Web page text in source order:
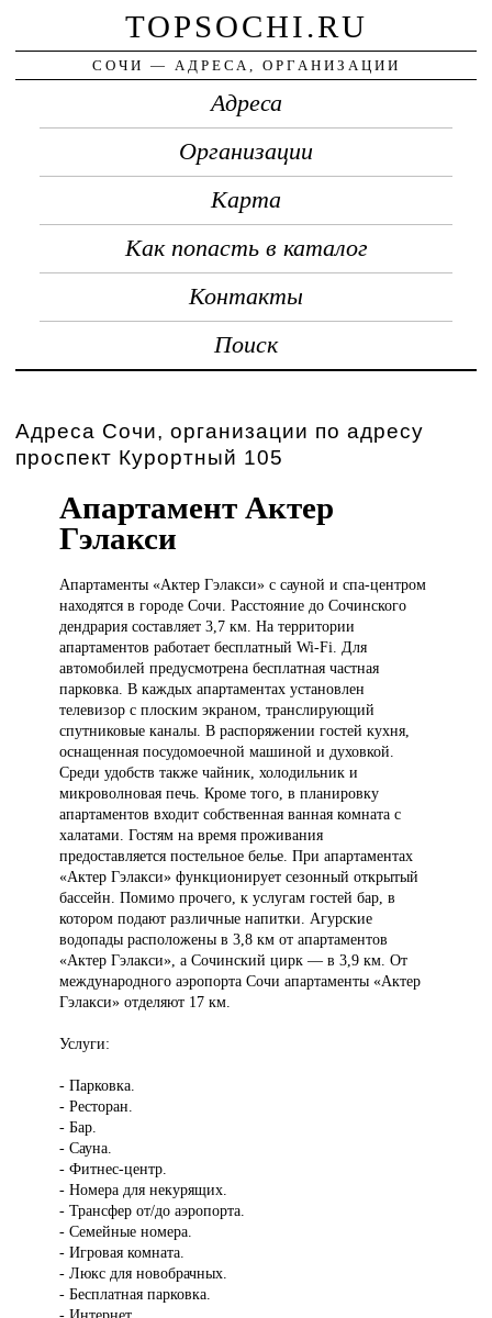
TOPSOCHI.RU
СОЧИ — АДРЕСА, ОРГАНИЗАЦИИ
Адреса
Организации
Карта
Как попасть в каталог
Контакты
Поиск
Адреса Сочи, организации по адресу
проспект Курортный 105
Апартамент Актер
Гэлакси
Апартаменты «АктерГэлакси» с сауной и спа-центром
находятся в городе Сочи. Расстояние до Сочинского
дендрария составляет 3,7 км. На территории
апартаментов работает бесплатный Wi-Fi. Для
автомобилей предусмотрена бесплатная частная
парковка. В каждых апартаментах установлен
телевизор с плоским экраном, транслирующий
спутниковые каналы. В распоряжении гостей кухня,
оснащенная посудомоечной машиной и духовкой.
Среди удобств также чайник, холодильник и
микроволновая печь. Кроме того, в планировку
апартаментов входит собственная ванная комната с
халатами. Гостям на время проживания
предоставляется постельное белье. При апартаментах
«Актер Гэлакси» функционирует сезонный открытый
бассейн. Помимо прочего, к услугам гостей бар, в
котором подают различные напитки. Агурские
водопады расположены в 3,8 км от апартаментов
«Актер Гэлакси», а Сочинский цирк — в 3,9 км. От
международного аэропорта Сочи апартаменты «Актер
Гэлакси» отделяют 17 км.
Услуги:
- Парковка.
- Ресторан.
- Бар.
- Сауна.
- Фитнес-центр.
- Номера для некурящих.
- Трансфер от/до аэропорта.
- Семейные номера.
- Игровая комната.
- Люкс для новобрачных.
- Бесплатная парковка.